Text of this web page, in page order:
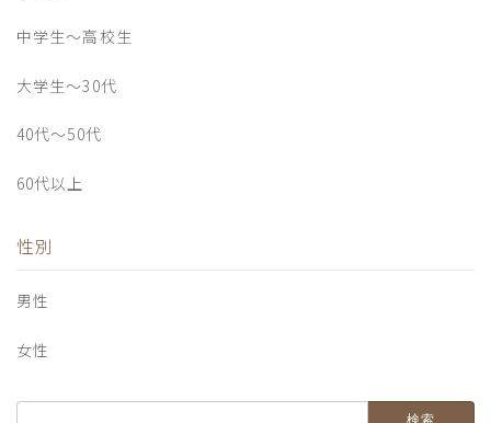
中学生〜高校生
大学生〜30代
40代〜50代
60代以上
性別
男性
女性